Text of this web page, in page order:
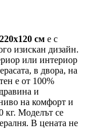
см е с
изискан дизайн.
или интериор
в двора, на
е от 100%
и
на комфорт и
кг. Моделът се
В цената не